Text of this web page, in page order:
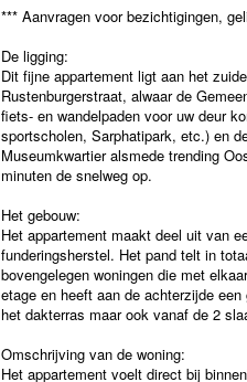
*** Aanvragen voor bezichtigingen,
De ligging:
Dit fijne appartement ligt aan het
Rustenburgerstraat, alwaar de
fiets- en wandelpaden voor uw deur
sportscholen, Sarphatipark, etc.) en
Museumkwartier alsmede trending
minuten de snelweg op.
Het gebouw:
Het appartement maakt deel uit van
funderingsherstel. Het pand telt in
bovengelegen woningen die met
etage en heeft aan de achterzijde
het dakterras maar ook vanaf de 2
Omschrijving van de woning:
Het appartement voelt direct bij